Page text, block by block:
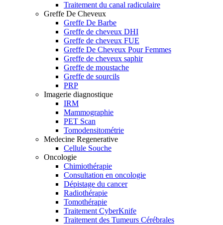
Traitement du canal radiculaire
Greffe De Cheveux
Greffe De Barbe
Greffe de cheveux DHI
Greffe de cheveux FUE
Greffe De Cheveux Pour Femmes
Greffe de cheveux saphir
Greffe de moustache
Greffe de sourcils
PRP
Imagerie diagnostique
IRM
Mammographie
PET Scan
Tomodensitométrie
Medecine Regenerative
Cellule Souche
Oncologie
Chimiothérapie
Consultation en oncologie
Dépistage du cancer
Radiothérapie
Tomothérapie
Traitement CyberKnife
Traitement des Tumeurs Cérébrales